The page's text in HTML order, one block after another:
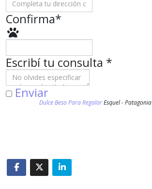
Confirma*
Escribí tu consulta *
Enviar
Dulce Beso Para RegalarEsquel -